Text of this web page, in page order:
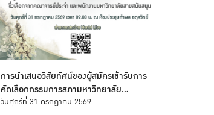
การนำเสนอวิสัยทัศน์ของผู้สมัครเข้ารับการ
คัดเลือกกรรมการสภามหาวิทยาลัย
เกษตรศาสตร์
วันศุกร์ที่ 31 กรกฎาคม 2569